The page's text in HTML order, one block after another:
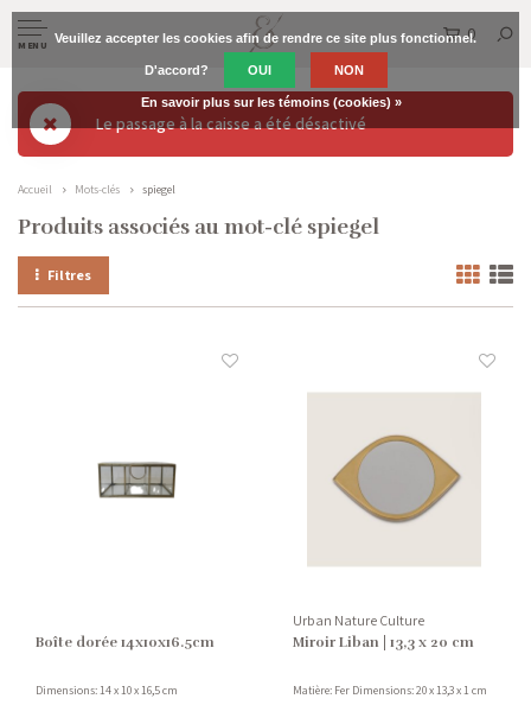
MENU
0
Le passage à la caisse a été désactivé
Accueil Mots-clés spiegel
Produits associés au mot-clé spiegel
Filtres
Boîte dorée 14x10x16.5cm
Dimensions: 14 x 10 x 16,5 cm
Urban Nature Culture
Miroir Liban | 13,3 x 20 cm
Matière: Fer Dimensions: 20 x 13,3 x 1 cm
Veuillez accepter les cookies afin de rendre ce site plus fonctionnel.
D'accord? OUI NON
En savoir plus sur les témoins (cookies) »